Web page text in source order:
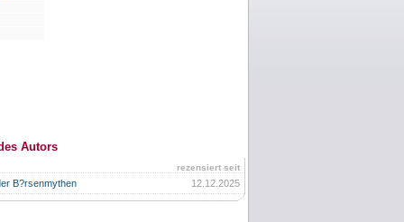
Autors
rezensiert seit
12.12.2025
B?rsenmythen